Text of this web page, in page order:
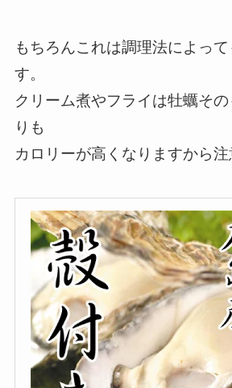
もちろんこれは調理法によっ
す。
クリーム煮やフライは牡蠣そ
りも
カロリーが高くなりますから注